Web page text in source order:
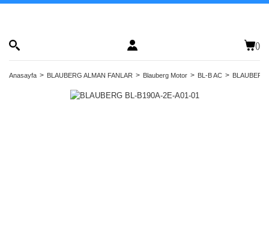
()
Anasayfa BLAUBERG ALMAN FANLAR Blauberg Motor BL-B AC